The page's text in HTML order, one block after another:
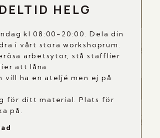
HELG
kl 08:00-20:00. Dela din
i vårt stora workshoprum.
arbetsytor, stå stafflier
att låna.
vill ha en ateljé men ej på
för ditt material. Plats för
på.